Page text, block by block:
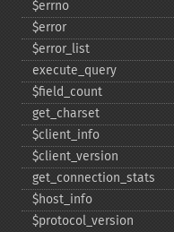
$errno
$error
$error_​list
execute_​query
$field_​count
get_​charset
$client_​info
$client_​version
get_​connection_​stats
$host_​info
$protocol_​version